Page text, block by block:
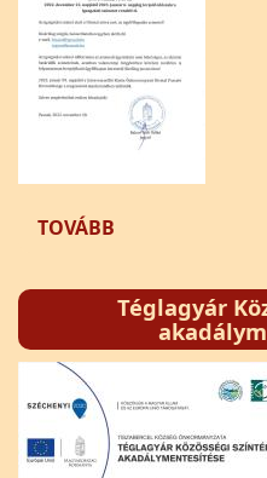
TOVÁBB
Téglagyár